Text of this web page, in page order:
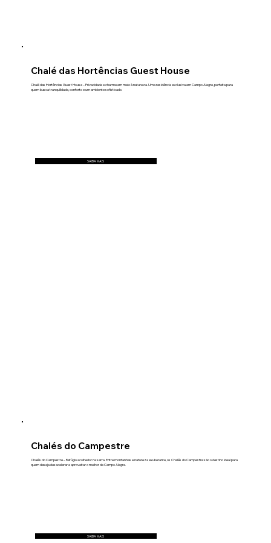
Chalé das Hortências Guest House
Chalé das Hortências Guest House – Privacidade e charme em meio à natureza. Uma residência exclusiva em Campo Alegre, perfeita para
quem busca tranquilidade, conforto e um ambiente sofisticado.
SAIBA MAIS
Chalés do Campestre
Chalés do Campestre – Refúgio acolhedor na serra. Entre montanhas e natureza exuberante, os Chalés do Campestre são o destino ideal para
quem deseja desacelerar e aproveitar o melhor de Campo Alegre.
SAIBA MAIS